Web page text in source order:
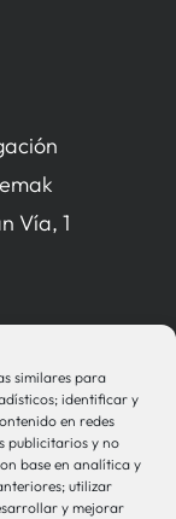
similares para
identificar y
en redes
publicitarios y no
base en analítica y
utilizar
y mejorar
Vía, 1